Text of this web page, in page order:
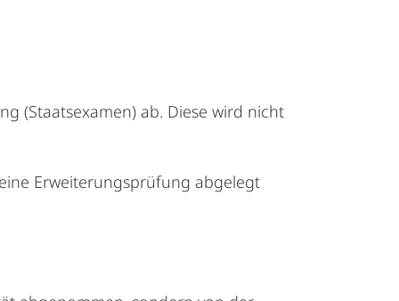
(Staatsexamen) ab. Diese wird nicht
Erweiterungsprüfung abgelegt